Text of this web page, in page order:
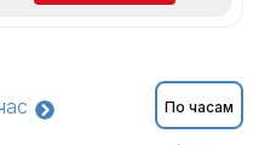
По часам